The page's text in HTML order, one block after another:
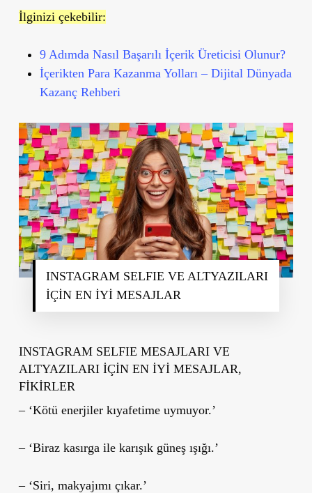
İlginizi çekebilir:
9 Adımda Nasıl Başarılı İçerik Üreticisi Olunur?
İçerikten Para Kazanma Yolları – Dijital Dünyada
Kazanç Rehberi
INSTAGRAM SELFIE VE ALTYAZILARI
İÇİN EN İYİ MESAJLAR
INSTAGRAM SELFIE MESAJLARI VE
ALTYAZILARI İÇİN EN İYİ MESAJLAR,
FİKİRLER
– ‘Kötü enerjiler kıyafetime uymuyor.’
– ‘Biraz kasırga ile karışık güneş ışığı.’
– ‘Siri, makyajımı çıkar.’